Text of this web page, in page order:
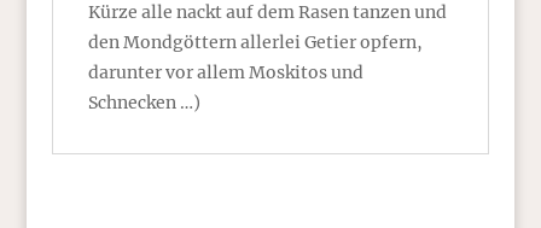
Kürze alle nackt auf dem Rasen tanzen und
den Mondgöttern allerlei Getier opfern,
darunter vor allem Moskitos und
Schnecken …)